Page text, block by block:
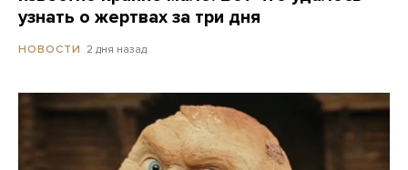
узнать о жертвах за три дня
НОВОСТИ 2 дня назад